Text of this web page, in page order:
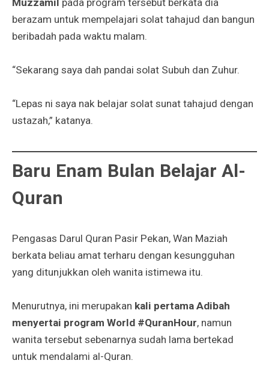
berazam untuk mempelajari solat tahajud dan bangun
beribadah pada waktu malam.
“Sekarang saya dah pandai solat Subuh dan Zuhur.
“Lepas ni saya nak belajar solat sunat tahajud dengan
ustazah,” katanya.
Baru Enam Bulan Belajar Al-
Quran
Pengasas Darul Quran Pasir Pekan, Wan Maziah
berkata beliau amat terharu dengan kesungguhan
yang ditunjukkan oleh wanita istimewa itu.
Menurutnya, ini merupakan kali pertama Adibah
menyertai program World #QuranHour, namun
wanita tersebut sebenarnya sudah lama bertekad
untuk mendalami al-Quran.